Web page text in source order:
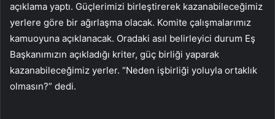
açıklama yaptı. Güçlerimizi birleştirerek kazanabileceğimiz
yerlere göre bir ağırlaşma olacak. Komite çalışmalarımız
kamuoyuna açıklanacak. Oradaki asıl belirleyici durum Eş
Başkanımızın açıkladığı kriter, güç birliği yaparak
kazanabileceğimiz yerler. “Neden işbirliği yoluyla ortaklık
olmasın?” dedi.